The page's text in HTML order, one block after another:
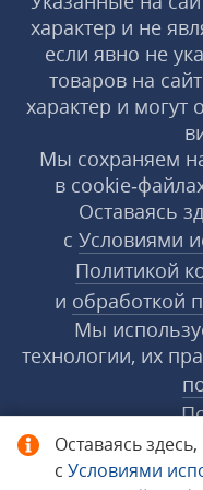
Оставаясь
с Условиями
характер и не
если явно не
товаров на
характер и могут
Мы сохраняем
в
Оставаясь
с Условиями
Политикой
и обработкой
Мы
технологии, их
© 1998−2026